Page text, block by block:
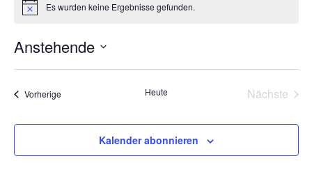
HinweisEs wurden keine Ergebnisse gefunden.
Anstehende
wählen.
VorherigeVeranstaltungen Heute Nächste
Kalender abonnieren